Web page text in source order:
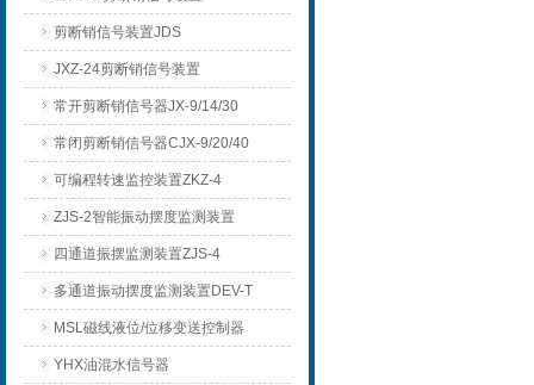
剪断销信号装置JDS
JXZ-24剪断销信号装置
常开剪断销信号器JX-9/14/30
常闭剪断销信号器CJX-9/20/40
可编程转速监控装置ZKZ-4
ZJS-2智能振动摆度监测装置
四通道振摆监测装置ZJS-4
多通道振动摆度监测装置DEV-T
MSL磁线液位/位移变送控制器
YHX油混水信号器